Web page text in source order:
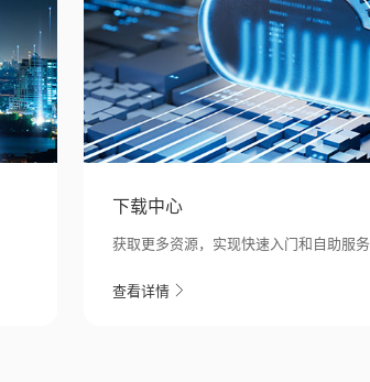
下载中心
获取更多资源，实现快速入门和自助服务
查看详情